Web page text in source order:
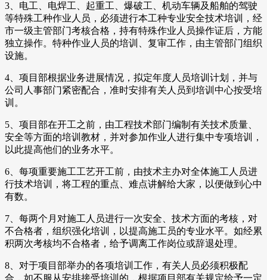
3、电工、电焊工、起重工、爆破工、机动车辆及船舶的驾驶
等特殊工种作业人员，必须进行本工种专业安全技术培训，经
市一级主管部门考核合格，持有特殊作业人员操作证后，方能
独立操作。特种作业人员的培训、复审工作，由主管部门组织
设施。
4、项目部根据业务进展情况，拟定年度人员培训计划，并与
公司人事部门紧密配合，准时安排有关人员到培训中心按受培
训。
5、项目部在开工之前，由工程技术部门编制有关技术质量、
安全等方面的培训教材，并对参加作业人进行集中专项培训，
以此提高他们的业务水平。
6、每项重要施工工艺开工前，由技术主办对全体施工人员进
行技术培训，将工程的重点、难点讲解给大家，以便做到心中
有数。
7、每两个月对施工人员进行一次安全、技术方面的考核，对
不合格者，组织强化培训，以提高施工员的专业水平。如经累
积两次考核均不合格者，给予调离工作岗位或辞退处理。
8、对于项目部举办的各项培训工作，有关人员必须积极配